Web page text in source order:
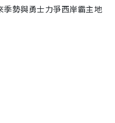
勢與勇士力爭西岸霸主地